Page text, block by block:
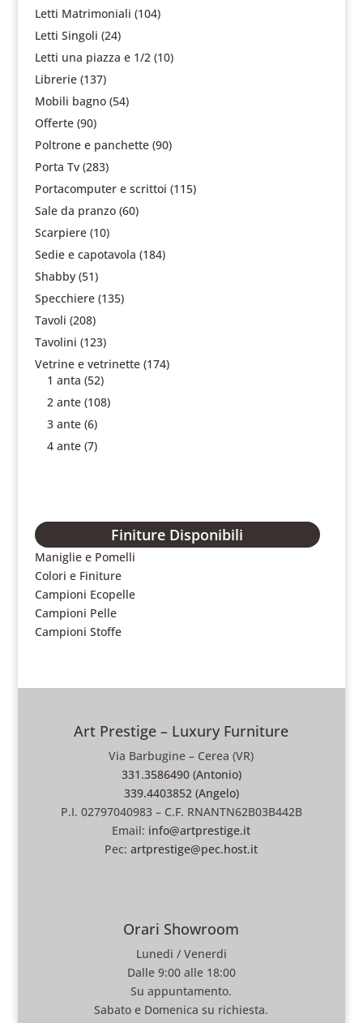
Letti Matrimoniali (104)
Letti Singoli (24)
Letti una piazza e 1/2 (10)
Librerie (137)
Mobili bagno (54)
Offerte (90)
Poltrone e panchette (90)
Porta Tv (283)
Portacomputer e scrittoi (115)
Sale da pranzo (60)
Scarpiere (10)
Sedie e capotavola (184)
Shabby (51)
Specchiere (135)
Tavoli (208)
Tavolini (123)
Vetrine e vetrinette (174)
1 anta (52)
2 ante (108)
3 ante (6)
4 ante (7)
Finiture Disponibili
Maniglie e Pomelli
Colori e Finiture
Campioni Ecopelle
Campioni Pelle
Campioni Stoffe
Art Prestige – Luxury Furniture
Via Barbugine – Cerea (VR)
331.3586490 (Antonio)
339.4403852 (Angelo)
P.I. 02797040983 – C.F. RNANTN62B03B442B
Email: info@artprestige.it
Pec:artprestige@pec.host.it
Orari Showroom
Lunedi / Venerdi
Dalle 9:00 alle 18:00
Su appuntamento.
Sabato e Domenica su richiesta.